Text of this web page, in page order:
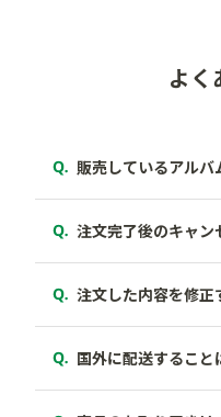
よく
ているページへ移動
以下のリンクより
になる商品の画像
商品一覧
注文キャンセルがで
「アカウント」
「ご注文履歴」
ただし、注文完了